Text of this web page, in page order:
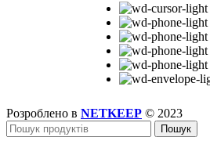
Розроблено в NETKEEP © 2023
Пошук